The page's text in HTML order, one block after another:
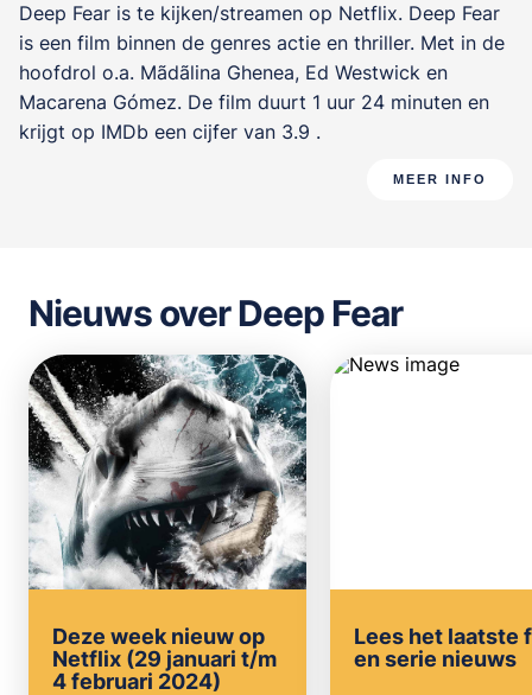
Deep Fear is te kijken/streamen op Netflix. Deep Fear
is een film binnen de genres actie en thriller. Met in de
hoofdrol o.a. Mãdãlina Ghenea, Ed Westwick en
Macarena Gómez. De film duurt 1 uur 24 minuten en
krijgt op IMDb een cijfer van 3.9 .
MEER INFO
Nieuws over Deep Fear
Deze week nieuw op
Netflix (29 januari t/m
4 februari 2024)
Lees het laatste
en serie nieuws